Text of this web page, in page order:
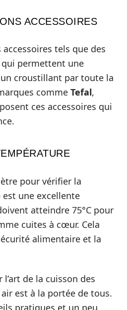
ACCESSOIRES
tels que des
permettent une
croustillant par toute la
comme Tefal,
ces accessoires qui
pour vérifier la
une excellente
atteindre 75°C pour
cuites à cœur. Cela
alimentaire et la
de la cuisson des
est à la portée de tous.